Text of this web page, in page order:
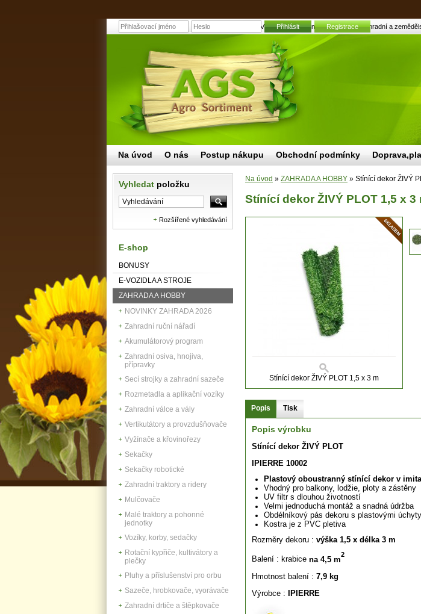
Stínící dekor ŽIVÝ PLOT 1,5 x 3 m oboustranný | Zahradní a
Přihlásit Registrace
Vyhledat položku
Rozšířené vyhledávání
E-shop
BONUSY
E-VOZIDLA A STROJE
ZAHRADA A HOBBY
NOVINKY ZAHRADA 2026
Zahradní ruční nářadí
Akumulátorový program
Zahradní osiva, hnojiva,
přípravky
Secí strojky a zahradní sazeče
Rozmetadla a aplikační vozíky
Zahradní válce a vály
Vertikutátory a provzdušňovače
Vyžínače a křovinořezy
Sekačky
Sekačky robotické
Zahradní traktory a ridery
Mulčovače
Malé traktory a pohonné
jednotky
Vozíky, korby, sedačky
Rotační kypřiče, kultivátory a
plečky
Pluhy a příslušenství pro orbu
Sazeče, hrobkovače, vyorávače
Zahradní drtiče a štěpkovače
Na úvod » ZAHRADA A HOBBY » Stínící dekor ŽIVÝ
Stínící dekor ŽIVÝ PLOT 1,5 x
Stínící dekor ŽIVÝ PLOT 1,5 x 3 m
Popis Tisk
Popis výrobku
Stínící dekor ŽIVÝ PLOT
IPIERRE 10002
Plastový oboustranný stínící dekor v
Vhodný pro balkony, lodžie, ploty a zástěny
UV filtr s dlouhou životností
Velmi jednoduchá montáž a snadná údržba
Obdélníkový pás dekoru s plastovými úchyty
Kostra je z PVC pletiva
Rozměry dekoru : výška 1,5 x délka 3 m
Balení : krabice na 4,5 m
2
Hmotnost balení : 7,9 kg
Výrobce : IPIERRE
Na úvod O nás Postup nákupu Obchodní podmínky